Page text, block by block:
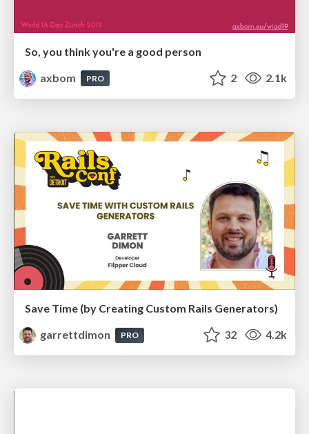
So, you think you're a good person
axbom
PRO 2 2.1k
Save Time (by Creating Custom Rails Generators)
garrettdimon
PRO 32 4.2k